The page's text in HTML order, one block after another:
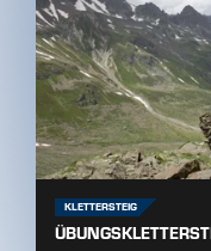
KLETTERSTEIG